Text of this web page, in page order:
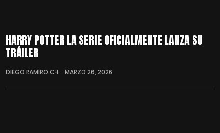
HARRY POTTER LA SERIE OFICIALMENTE LANZA SU
TRÁILER
DIEGO RAMIRO CH. MARZO 26, 2026